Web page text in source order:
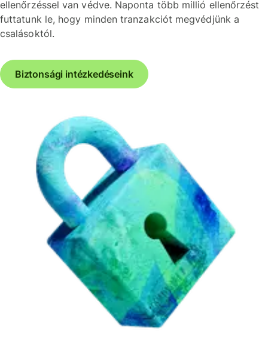
ellenőrzéssel van védve. Naponta több millió ellenőrzést
futtatunk le, hogy minden tranzakciót megvédjünk a
csalásoktól.
Biztonsági intézkedéseink